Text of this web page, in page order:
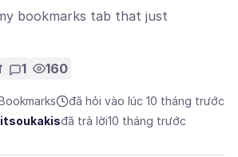
bookmarks tab that just
1 160
Bookmarks
đã hỏi vào lúc 10 tháng trước
đã trả lời10 tháng trước